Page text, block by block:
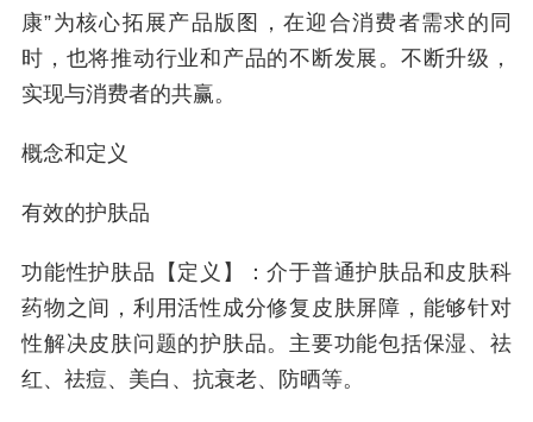
康”为核心拓展产品版图，在迎合消费者需求的同
时，也将推动行业和产品的不断发展。不断升级，
实现与消费者的共赢。
概念和定义
有效的护肤品
功能性护肤品【定义】：介于普通护肤品和皮肤科
药物之间，利用活性成分修复皮肤屏障，能够针对
性解决皮肤问题的护肤品。主要功能包括保湿、祛
红、祛痘、美白、抗衰老、防晒等。